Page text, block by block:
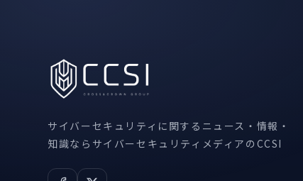
サイバーセキュリティに関するニュース・情報・
知識ならサイバーセキュリティメディアのCCSI